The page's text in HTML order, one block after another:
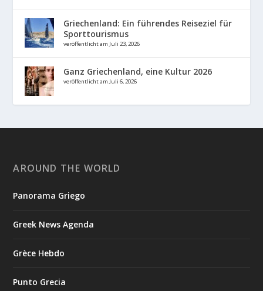
Griechenland: Ein führendes Reiseziel für
Sporttourismus
veröffentlicht am Juli 23, 2026
Ganz Griechenland, eine Kultur 2026
veröffentlicht am Juli 6, 2026
AROUND THE WORLD
Panorama Griego
Greek News Agenda
Grèce Hebdo
Punto Grecia